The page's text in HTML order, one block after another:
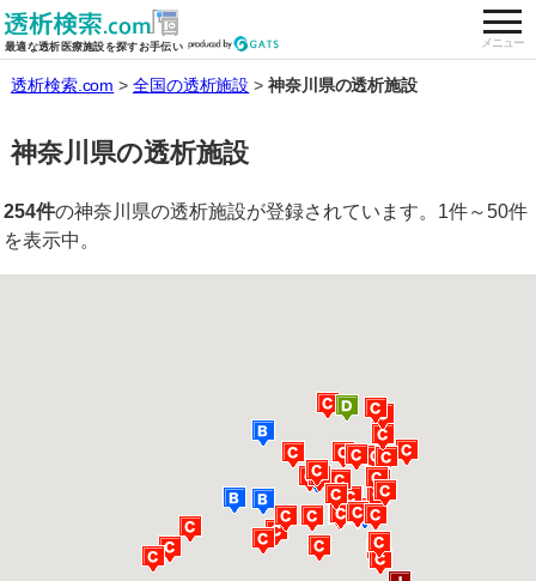
最適な透析医療施設を探すお手伝い メニュー
全国の透析施設を検索する
透析検索.com 全国の透析施設 神奈川県の透析施設
神奈川県の透析施設
254件の神奈川県の透析施設が登録されています。1件～50件
を表示中。